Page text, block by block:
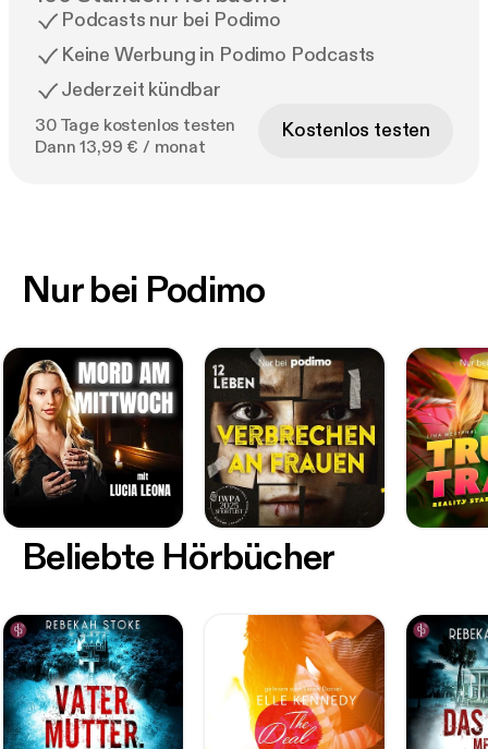
Podcasts nur bei Podimo
Keine Werbung in Podimo Podcasts
Jederzeit kündbar
30 Tage kostenlos testen
Dann 13,99 € / monat
Kostenlos testen
Nur bei Podimo
Beliebte Hörbücher